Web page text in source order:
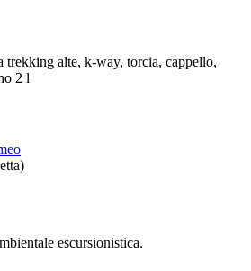
trekking alte, k-way, torcia, cappello,
2 l
escursionistica.